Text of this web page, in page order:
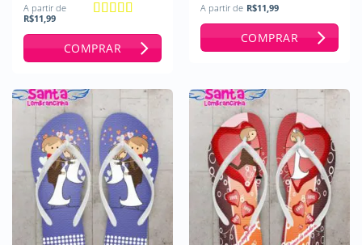
A partir de
R$11,99
COMPRAR
A partir de R$11,99
COMPRAR